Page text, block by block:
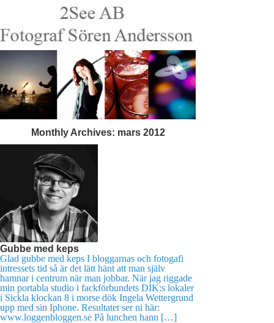
Monthly Archives: mars 2012
Gubbe med keps
Glad gubbe med keps I bloggarnas och fotogafi
intressets tid så är det lätt hänt att man själv
hamnar i centrum när man jobbar. När jag riggade
min portabla studio i fackförbundets DIK:s lokaler
i Sickla klockan 8 i morse dök Ingela Wettergrund
upp med sin Iphone. Resultatet ser ni här:
www.loggenbloggen.se På lunchen hann […]